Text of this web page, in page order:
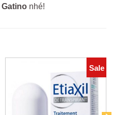
Gatino nhé!
Sale